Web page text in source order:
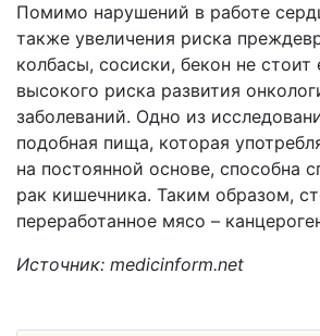
Помимо нарушений в работе
также увеличения риска
колбасы, сосиски, бекон не стоит
высокого риска развития
заболеваний. Одно из
подобная пища, которая
на постоянной основе, способна
рак кишечника. Таким образом,
переработанное мясо –
Источник: medicinform.net